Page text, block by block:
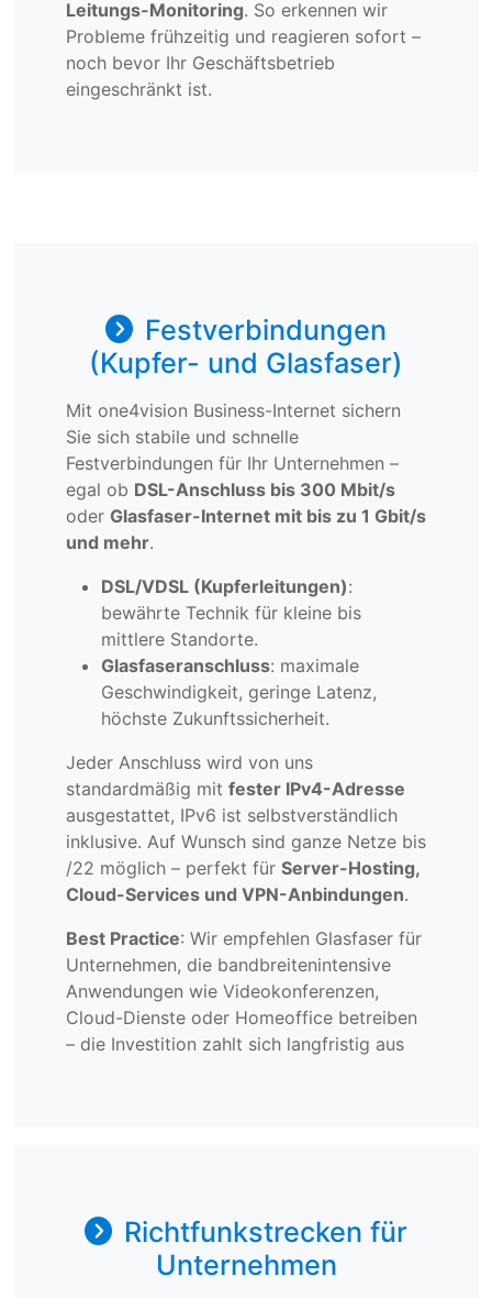
Leitungs-Monitoring. So erkennen wir
Probleme frühzeitig und reagieren sofort –
noch bevor Ihr Geschäftsbetrieb
eingeschränkt ist.
Festverbindungen
(Kupfer- und Glasfaser)
Mit one4vision Business-Internet sichern
Sie sich stabile und schnelle
Festverbindungen für Ihr Unternehmen –
egal ob DSL-Anschluss bis 300 Mbit/s
oder Glasfaser-Internet mit bis zu 1 Gbit/s
und mehr.
DSL/VDSL (Kupferleitungen):
bewährte Technik für kleine bis
mittlere Standorte.
Glasfaseranschluss: maximale
Geschwindigkeit, geringe Latenz,
höchste Zukunftssicherheit.
Jeder Anschluss wird von uns
standardmäßig mit fester IPv4-Adresse
ausgestattet, IPv6 ist selbstverständlich
inklusive. Auf Wunsch sind ganze Netze bis
/22 möglich – perfekt für Server-Hosting,
Cloud-Services und VPN-Anbindungen.
Best Practice: Wir empfehlen Glasfaser für
Unternehmen, die bandbreitenintensive
Anwendungen wie Videokonferenzen,
Cloud-Dienste oder Homeoffice betreiben
– die Investition zahlt sich langfristig aus
Richtfunkstrecken für
Unternehmen